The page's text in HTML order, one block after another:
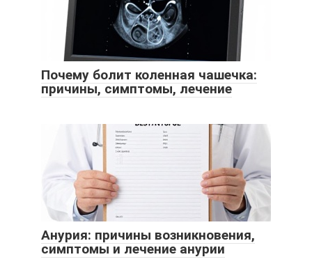
Почему болит коленная чашечка:
причины, симптомы, лечение
Анурия: причины возникновения,
симптомы и лечение анурии